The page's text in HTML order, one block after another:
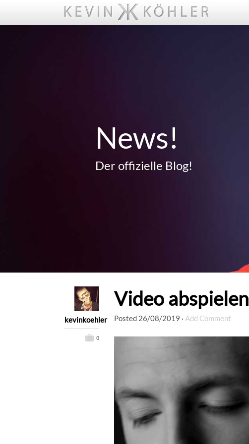
News!
Der offizielle Blog!
kevinkoehler
0
Video abspielen
Posted 26/08/2019 · Add Comment